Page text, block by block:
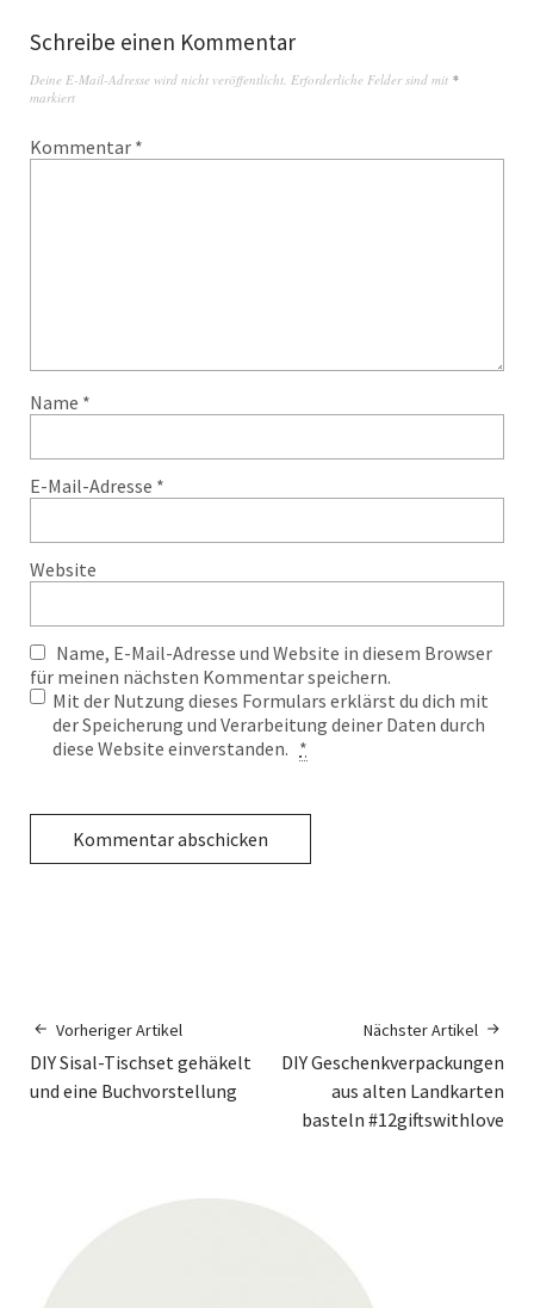
Schreibe einen Kommentar
Deine E-Mail-Adresse wird nicht veröffentlicht. Erforderliche Felder sind mit *
markiert
Kommentar *
Name *
E-Mail-Adresse *
Website
Name, E-Mail-Adresse und Website in diesem Browser
für meinen nächsten Kommentar speichern.
Mit der Nutzung dieses Formulars erklärst du dich mit
der Speicherung und Verarbeitung deiner Daten durch
diese Website einverstanden. *
Vorheriger Artikel
DIY Sisal-Tischset gehäkelt
und eine Buchvorstellung
Nächster Artikel
DIY Geschenkverpackungen
aus alten Landkarten
basteln #12giftswithlove